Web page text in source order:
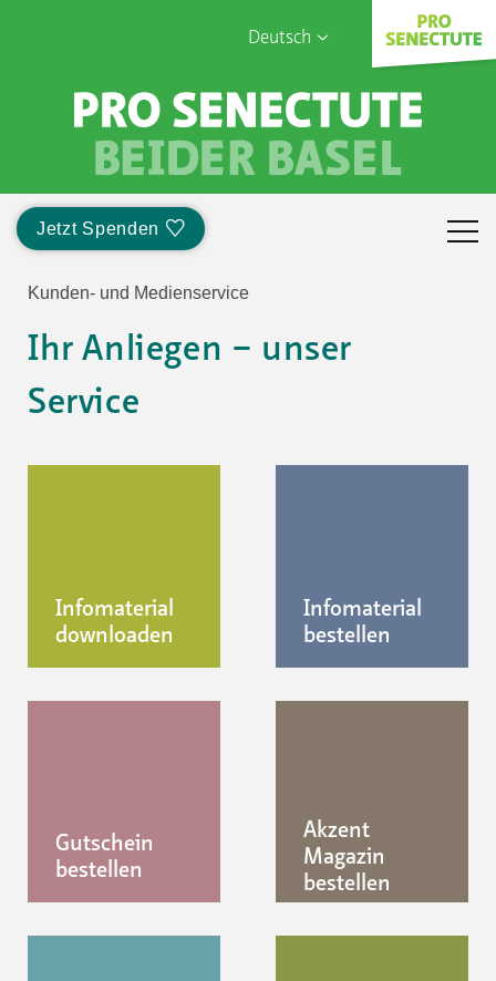
Deutsch
English
Français
Türk
Jetzt Spenden
Sophia Care
Kunden- und Medienservice
Ihr Anliegen – unser
Service
Infomaterial
downloaden
Infomaterial
bestellen
Gutschein
bestellen
Akzent
Magazin
bestellen